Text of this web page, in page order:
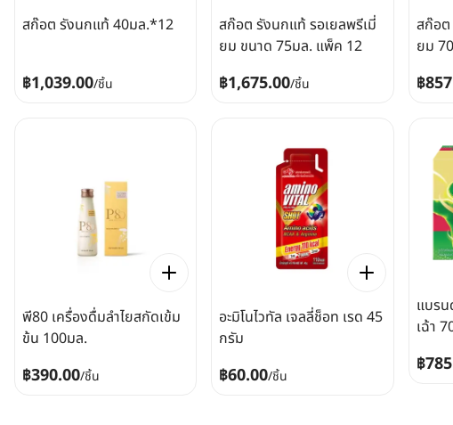
สก๊อต รังนกแท้ 40มล.*12
฿1,039.00/ชิ้น
สก๊อต รังนกแท้ รอเยลพรีเมี่
ยม ขนาด 75มล. แพ็ค 12
฿1,675.00/ชิ้น
สก๊อต
ย
฿
พี80 เครื่องดื่มลำไยสกัดเข้ม
ข้น 100มล.
฿390.00/ชิ้น
อะมิโนไวทัล เจลลี่ช็อท เรด 45
กรัม
฿60.00/ชิ้น
แบร
เฉ้า
฿